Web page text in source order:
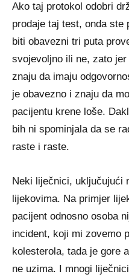
Ako taj protokol odobri
prodaje taj test, onda
biti obavezni tri puta
svojevoljno ili ne, zato
znaju da imaju
je obavezno i znaju da
pacijentu krene loše.
bih ni spominjala da se
raste i raste.
Neki liječnici, uključujući
lijekovima. Na primjer
pacijent odnosno osoba
incident, koji mi zovemo
kolesterola, tada je gore
ne uzima. I mnogi